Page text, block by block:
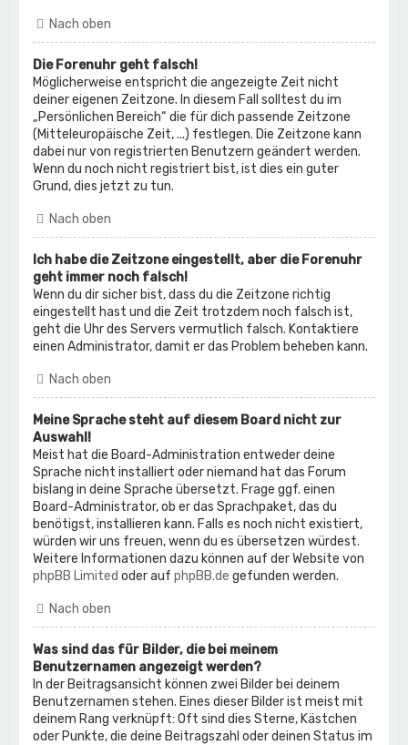
Nach oben
Die Forenuhr geht falsch!
Möglicherweise entspricht die angezeigte Zeit nicht
deiner eigenen Zeitzone. In diesem Fall solltest du im
„Persönlichen Bereich“ die für dich passende Zeitzone
(Mitteleuropäische Zeit, ...) festlegen. Die Zeitzone kann
dabei nur von registrierten Benutzern geändert werden.
Wenn du noch nicht registriert bist, ist dies ein guter
Grund, dies jetzt zu tun.
Nach oben
Ich habe die Zeitzone eingestellt, aber die Forenuhr
geht immer noch falsch!
Wenn du dir sicher bist, dass du die Zeitzone richtig
eingestellt hast und die Zeit trotzdem noch falsch ist,
geht die Uhr des Servers vermutlich falsch. Kontaktiere
einen Administrator, damit er das Problem beheben kann.
Nach oben
Meine Sprache steht auf diesem Board nicht zur
Auswahl!
Meist hat die Board-Administration entweder deine
Sprache nicht installiert oder niemand hat das Forum
bislang in deine Sprache übersetzt. Frage ggf. einen
Board-Administrator, ob er das Sprachpaket, das du
benötigst, installieren kann. Falls es noch nicht existiert,
würden wir uns freuen, wenn du es übersetzen würdest.
Weitere Informationen dazu können auf der Website von
phpBB Limited oder aufphpBB.de gefunden werden.
Nach oben
Was sind das für Bilder, die bei meinem
Benutzernamen angezeigt werden?
In der Beitragsansicht können zwei Bilder bei deinem
Benutzernamen stehen. Eines dieser Bilder ist meist mit
deinem Rang verknüpft: Oft sind dies Sterne, Kästchen
oder Punkte, die deine Beitragszahl oder deinen Status im